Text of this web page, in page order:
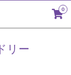
0
リー